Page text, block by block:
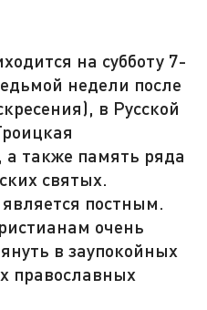
на субботу 7-
недели после
в Русской
а также память ряда
святых.
постным.
очень
в заупокойных
православных